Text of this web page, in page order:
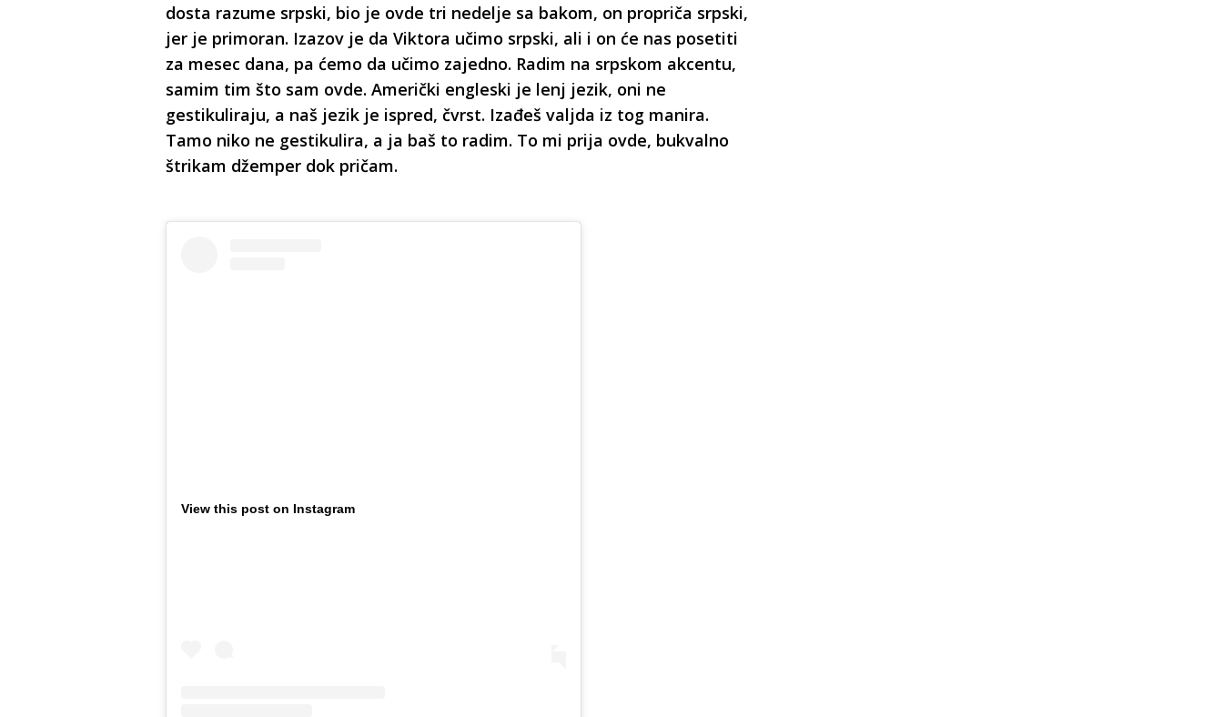
dosta razume srpski, bio je ovde tri nedelje sa bakom, on propriča srpski,
jer je primoran. Izazov je da Viktora učimo srpski, ali i on će nas posetiti
za mesec dana, pa ćemo da učimo zajedno. Radim na srpskom akcentu,
samim tim što sam ovde. Američki engleski je lenj jezik, oni ne
gestikuliraju, a naš jezik je ispred, čvrst. Izađeš valjda iz tog manira.
Tamo niko ne gestikulira, a ja baš to radim. To mi prija ovde, bukvalno
štrikam džemper dok pričam.
View this post on Instagram